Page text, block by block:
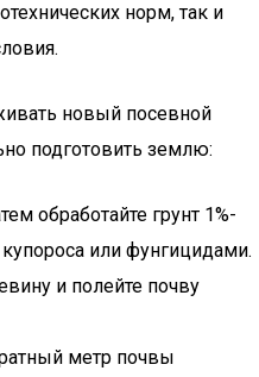
норм, так и
новый посевной
подготовить землю:
обработайте грунт 1%-
или фунгицидами.
и полейте почву
метр почвы